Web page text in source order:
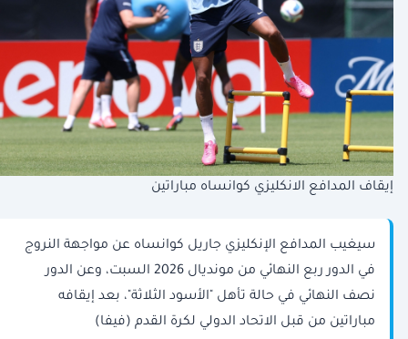
إيقاف المدافع الانكليزي كوانساه مباراتين
سيغيب المدافع الإنكليزي جاريل كوانساه عن مواجهة النروج
في الدور ربع النهائي من مونديال 2026 السبت، وعن الدور
نصف النهائي في حالة تأهل "الأسود الثلاثة"، بعد إيقافه
مباراتين من قبل الاتحاد الدولي لكرة القدم (فيفا)